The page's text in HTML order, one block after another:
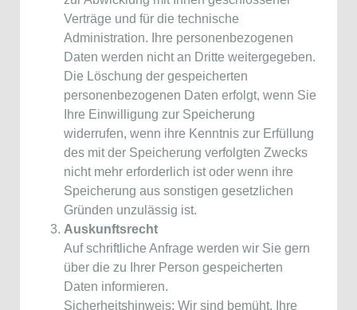
Verträge und für die technische
Administration. Ihre personenbezogenen
Daten werden nicht an Dritte weitergegeben.
Die Löschung der gespeicherten
personenbezogenen Daten erfolgt, wenn Sie
Ihre Einwilligung zur Speicherung
widerrufen, wenn ihre Kenntnis zur Erfüllung
des mit der Speicherung verfolgten Zwecks
nicht mehr erforderlich ist oder wenn ihre
Speicherung aus sonstigen gesetzlichen
Gründen unzulässig ist.
Auskunftsrecht
Auf schriftliche Anfrage werden wir Sie gern
über die zu Ihrer Person gespeicherten
Daten informieren.
Sicherheitshinweis: Wir sind bemüht, Ihre